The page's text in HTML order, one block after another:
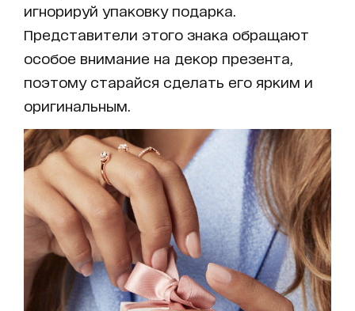
игнорируй упаковку подарка.
Представители этого знака обращают
особое внимание на декор презента,
поэтому старайся сделать его ярким и
оригинальным.